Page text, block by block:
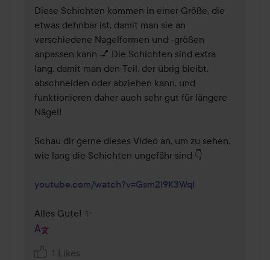
Diese Schichten kommen in einer Größe, die
etwas dehnbar ist, damit man sie an
verschiedene Nagelformen und -größen
anpassen kann 💅 Die Schichten sind extra
lang, damit man den Teil, der übrig bleibt,
abschneiden oder abziehen kann, und
funktionieren daher auch sehr gut für längere
Nägel!
Schau dir gerne dieses Video an, um zu sehen,
wie lang die Schichten ungefähr sind 👇
youtube.com/watch?v=Gsm2l9K3WqI
Alles Gute! ✨
1 Likes